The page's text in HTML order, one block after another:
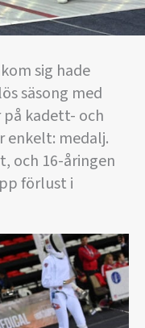
sig hade
säsong med
kadett- och
enkelt: medalj.
och 16-åringen
förlust i